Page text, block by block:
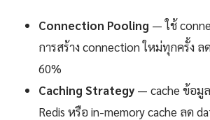
Connection Pooling — ใช้
การสร้าง connection ใหม่ทุกครั้ง ล
60%
Caching Strategy — cache ข้อมู
Redis หรือ in-memory cache ลด